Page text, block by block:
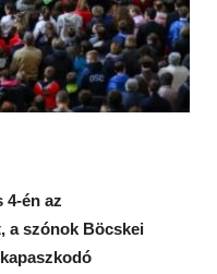
4-én az
a szónok Böcskei